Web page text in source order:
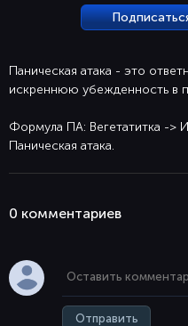
Паническая атака - это
искреннюю убежденность в
Формула ПА: Вегетатитка ->
Паническая атака.
0 комментaриев
Отправить